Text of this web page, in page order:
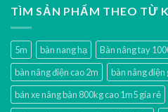
TÌM SẢN PHẨM THEO TỪ
5m bàn nang hạ Bàn nâng tay
bàn nâng điện cao 2m
bàn nâng điện
bán xe nâng bàn 800kg cao 1m5 gía rẻ